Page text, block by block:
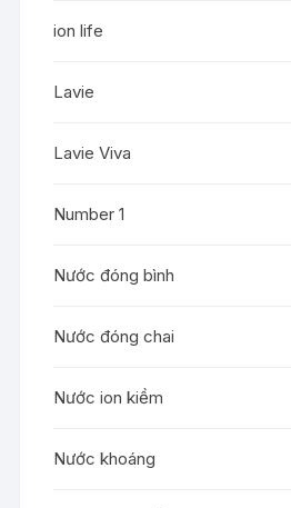
ion life
Lavie
Lavie Viva
Number 1
Nước đóng bình
Nước đóng chai
Nước ion kiềm
Nước khoáng